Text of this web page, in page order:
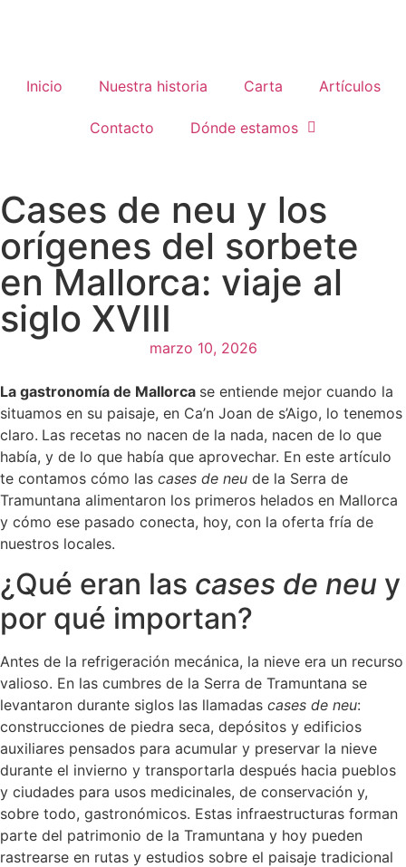
Inicio Nuestra historia Carta Artículos
Contacto Dónde estamos
Cases de neu y los
orígenes del sorbete
en Mallorca: viaje al
siglo XVIII
marzo 10, 2026
La gastronomía de Mallorca se entiende mejor cuando la
situamos en su paisaje, en Ca’n Joan de s’Aigo, lo tenemos
claro. Las recetas no nacen de la nada, nacen de lo que
había, y de lo que había que aprovechar. En este artículo
te contamos cómo las cases de neu de la Serra de
Tramuntana alimentaron los primeros helados en Mallorca
y cómo ese pasado conecta, hoy, con la oferta fría de
nuestros locales.
¿Qué eran las cases de neu y
por qué importan?
Antes de la refrigeración mecánica, la nieve era un recurso
valioso. En las cumbres de la Serra de Tramuntana se
levantaron durante siglos las llamadas cases de neu:
construcciones de piedra seca, depósitos y edificios
auxiliares pensados para acumular y preservar la nieve
durante el invierno y transportarla después hacia pueblos
y ciudades para usos medicinales, de conservación y,
sobre todo, gastronómicos. Estas infraestructuras forman
parte del patrimonio de la Tramuntana y hoy pueden
rastrearse en rutas y estudios sobre el paisaje tradicional